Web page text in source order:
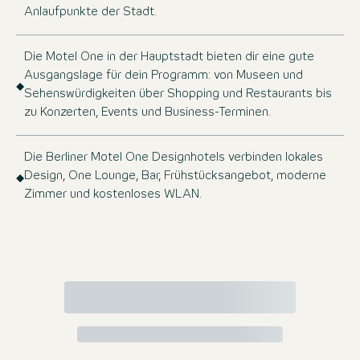
Anlaufpunkte der Stadt.
Die Motel One in der Hauptstadt bieten dir eine gute
Ausgangslage für dein Programm: von Museen und
Sehenswürdigkeiten über Shopping und Restaurants bis
zu Konzerten, Events und Business-Terminen.
Die Berliner Motel One Designhotels verbinden lokales
Design, One Lounge, Bar, Frühstücksangebot, moderne
Zimmer und kostenloses WLAN.